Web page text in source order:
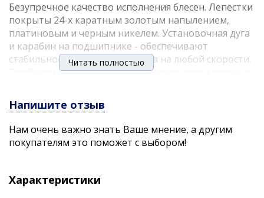
Безупречное качество исполнения блесен. Лепестки
покрыты 24-х каратным золотым напылением,
платиновым и черным никелем. Установочная дуга
и карабин на подшипнике - обеспечивают
стабильное вращение лепестка на любой скорости.
Тройники FJC – горячей ковки, химической заточки,
блесны Niakis - ассиметричный вольфрамовый
сердечник. Что это означает?
дальность и точность заброса, пулеобразное
незалипание лепестка
Читать полностью
Напишите отзыв
Нам очень важно знать Ваше мнение, а другим
покупателям это поможет с выбором!
Характеристики